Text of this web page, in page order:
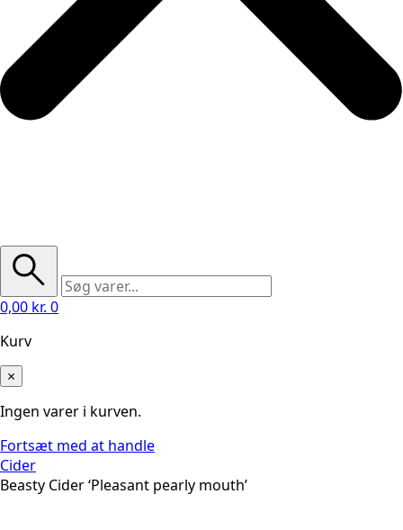
0,00 kr. 0
Kurv
×
Ingen varer i kurven.
Fortsæt med at handle
Cider
Beasty Cider ‘Pleasant pearly mouth’